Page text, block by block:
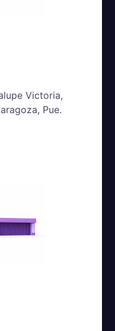
Victoria,
Pue.